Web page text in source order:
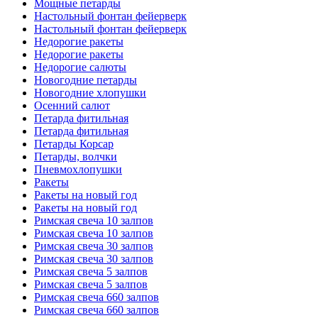
Мощные петарды
Настольный фонтан фейерверк
Настольный фонтан фейерверк
Недорогие ракеты
Недорогие ракеты
Недорогие салюты
Новогодние петарды
Новогодние хлопушки
Осенний салют
Петарда фитильная
Петарда фитильная
Петарды Корсар
Петарды, волчки
Пневмохлопушки
Ракеты
Ракеты на новый год
Ракеты на новый год
Римская свеча 10 залпов
Римская свеча 10 залпов
Римская свеча 30 залпов
Римская свеча 30 залпов
Римская свеча 5 залпов
Римская свеча 5 залпов
Римская свеча 660 залпов
Римская свеча 660 залпов